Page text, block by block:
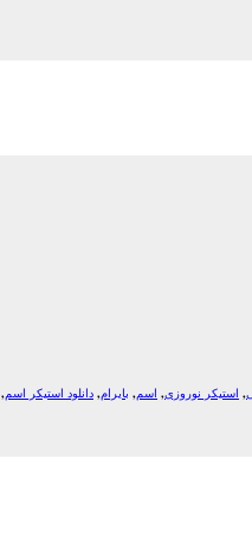
, استیکر نوروزی, اسم, بایرام, دانلود استیکر اسم,